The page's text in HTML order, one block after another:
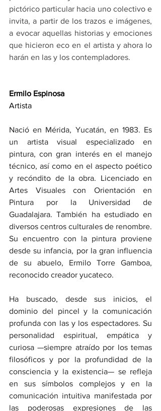
pictórico particular hacia uno colectivo e
invita, a partir de los trazos e imágenes,
a evocar aquellas historias y emociones
que hicieron eco en el artista y ahora lo
harán en las y los contempladores.
Ermilo Espinosa
Artista
Nació en Mérida, Yucatán, en 1983. Es
un artista visual especializado en
pintura, con gran interés en el manejo
técnico, así como en el aspecto poético
y recóndito de la obra. Licenciado en
Artes Visuales con Orientación en
Pintura por la Universidad de
Guadalajara. También ha estudiado en
diversos centros culturales de renombre.
Su encuentro con la pintura proviene
desde su infancia, por la gran influencia
de su abuelo, Ermilo Torre Gamboa,
reconocido creador yucateco.
Ha buscado, desde sus inicios, el
dominio del pincel y la comunicación
profunda con las y los espectadores. Su
personalidad espiritual, empática y
curiosa —siempre atraído por los temas
filosóficos y por la profundidad de la
consciencia y la existencia— se refleja
en sus símbolos complejos y en la
comunicación intuitiva manifestada por
las poderosas expresiones de las